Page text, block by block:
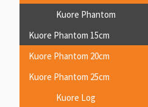
Kuore Phantom
Kuore Phantom 15cm
Kuore Phantom 20cm
Kuore Phantom 25cm
Kuore Log